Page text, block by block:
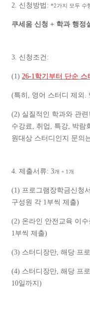
2. 신청방법 : *2가지 모두 수
쿠세움 신청 + 학과 행정
3. 신청조건 :
(1) 26-1학기부터 단순 스
(특히 , 영어 스터디 제외 .
(2) 실질적인 학과와 관
수강료, 취업 , 특강, 박람
원대상 스터디인지 문의
4. 제출서류: 3개 + 1 개
(1) 프로그램장학금신청서
구성원 각 1부씩 제출)
(2) 온라인 안전교육 이수
1부씩 제출)
(3) 스터디장만, 해당 프
(4) 스터디장만, 해당 프
10일까지 )